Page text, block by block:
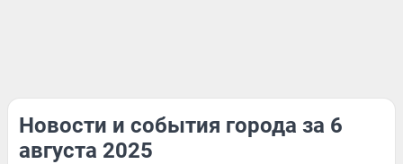
Новости и события города за 6
августа 2025